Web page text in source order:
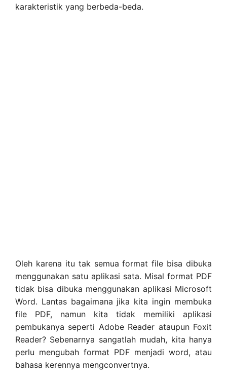
karakteristik yang berbeda-beda.
Oleh karena itu tak semua format file bisa dibuka
menggunakan satu aplikasi sata. Misal format PDF
tidak bisa dibuka menggunakan aplikasi Microsoft
Word. Lantas bagaimana jika kita ingin membuka
file PDF, namun kita tidak memiliki aplikasi
pembukanya seperti Adobe Reader ataupun Foxit
Reader? Sebenarnya sangatlah mudah, kita hanya
perlu mengubah format PDF menjadi word, atau
bahasa kerennya mengconvertnya.